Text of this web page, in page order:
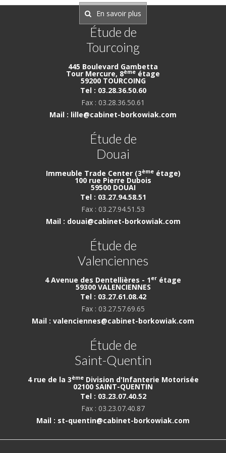
En savoir plus
Étude de
Tourcoing
445 Boulevard Gambetta
Tour Mercure, 8ème étage
59200 TOURCOING
Tel : 03.28.36.50.60
Fax : 03.28.36.50.61
Mail : lille@cabinet-borkowiak.com
Étude de
Douai
Immeuble Trade Center (3èmeétage)
100 rue Pierre Dubois
59500 DOUAI
Tel : 03.27.94.58.51
Fax : 03.27.94.51.53
Mail : douai@cabinet-borkowiak.com
Étude de
Valenciennes
4 Avenue des Dentellières - 1er étage
59300 VALENCIENNES
Tel : 03.27.61.08.42
Fax : 03.27.57.69.65
Mail : valenciennes@cabinet-borkowiak.com
Étude de
Saint-Quentin
4 rue de la 3èmeDivision d'Infanterie Motorisée
02100 SAINT-QUENTIN
Tel : 03.23.07.40.52
Fax : 03.23.07.40.87
Mail : st-quentin@cabinet-borkowiak.com